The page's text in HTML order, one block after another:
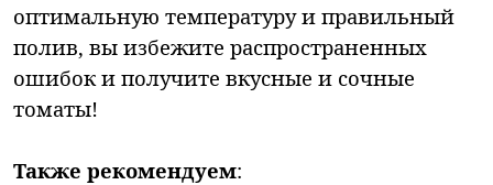
оптимальную температуру и правильный
полив, вы избежите распространенных
ошибок и получите вкусные и сочные
томаты!
Также рекомендуем: